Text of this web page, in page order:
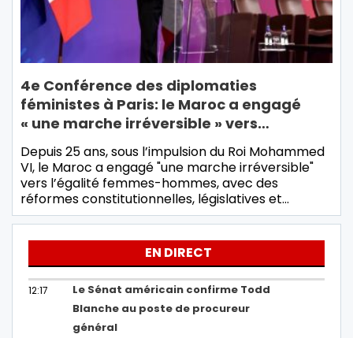
4e Conférence des diplomaties
féministes à Paris: le Maroc a engagé
« une marche irréversible » vers…
Depuis 25 ans, sous l’impulsion du Roi Mohammed
VI, le Maroc a engagé "une marche irréversible"
vers l’égalité femmes-hommes, avec des
réformes constitutionnelles, législatives et…
EN DIRECT
12:17
Le Sénat américain confirme Todd
Blanche au poste de procureur
général